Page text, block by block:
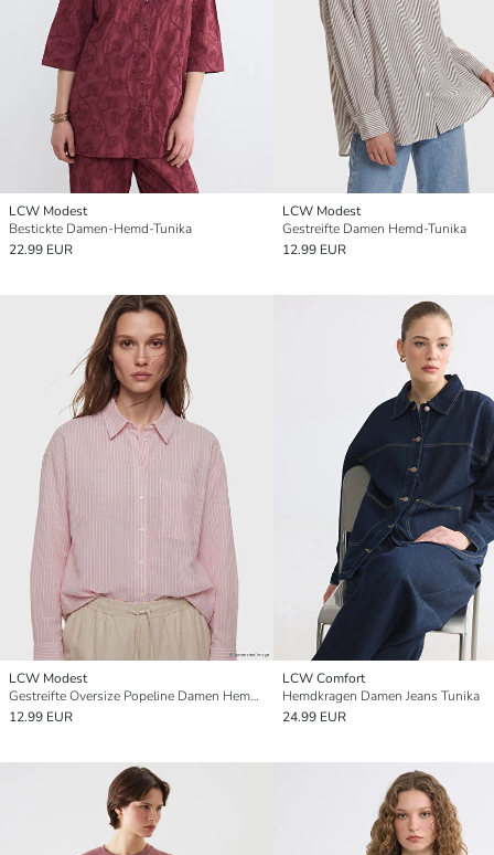
LCW Modest
Bestickte Damen-Hemd-Tunika
22.99 EUR
LCW Modest
Gestreifte Damen Hemd-Tunika
12.99 EUR
LCW Modest
Gestreifte Oversize Popeline Damen Hemd-Tunika
12.99 EUR
LCW Comfort
Hemdkragen Damen Jeans Tunika
24.99 EUR